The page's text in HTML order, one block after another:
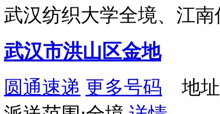
武汉纺织大学全境、江
武汉市洪山区金地
圆通速递 更多号码 地址